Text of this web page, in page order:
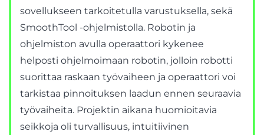
sovellukseen tarkoitetulla varustuksella, sekä
SmoothTool -ohjelmistolla. Robotin ja
ohjelmiston avulla operaattori kykenee
helposti ohjelmoimaan robotin, jolloin robotti
suorittaa raskaan työvaiheen ja operaattori voi
tarkistaa pinnoituksen laadun ennen seuraavia
työvaiheita. Projektin aikana huomioitavia
seikkoja oli turvallisuus, intuitiivinen